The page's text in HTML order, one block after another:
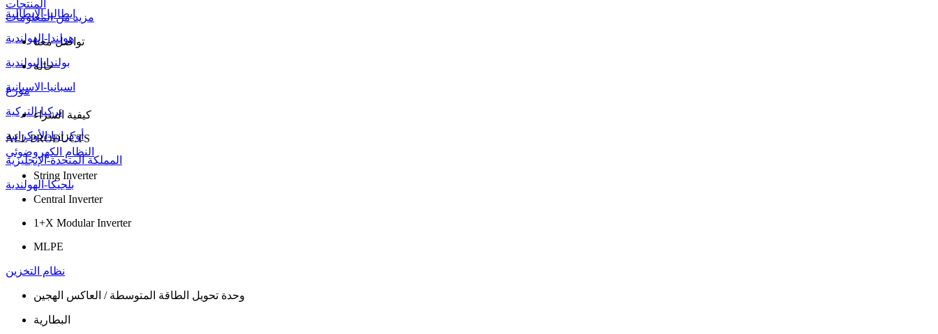
إيطاليا-الإيطالية
هولندا-الهولندية
بولندا-البولندية
اسبانيا-الاسبانية
تركيا-التركية
أوكرانيا-الأوكرانية
المملكة المتحدة-الإنجليزية
بلجيكا-الهولندية
المنتجات
مزيد من المعلومات
تواصل معنا
حالة
موزع
كيفية الشراء
ALL PRODUCTS
النظام الكهروضوئي
String Inverter
Central Inverter
1+X Modular Inverter
MLPE
نظام التخزين
وحدة تحويل الطاقة المتوسطة / العاكس الهجين
البطاریة